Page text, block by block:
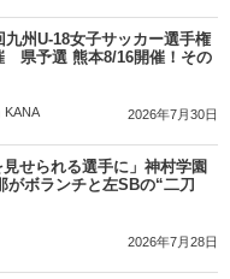
州U-18女子サッカー選手権
県予選 熊本8/16開催！その
KANA 2026年7月30日
見せられる選手に」神村学園
がボランチと左SBの“二刀
2026年7月28日